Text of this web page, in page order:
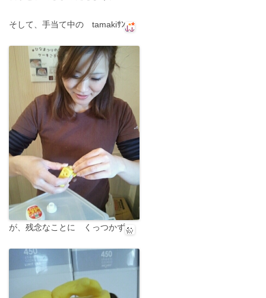
そして、手当て中の tamakiｻﾝ
が、残念なことに くっつかず